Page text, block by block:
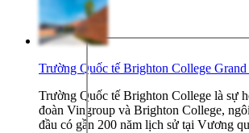
Trường Quốc tế Brighton College Grand
Trường Quốc tế Brighton College là sự
đoàn Vingroup và Brighton College,
đầu có gần 200 năm lịch sử tại Vương